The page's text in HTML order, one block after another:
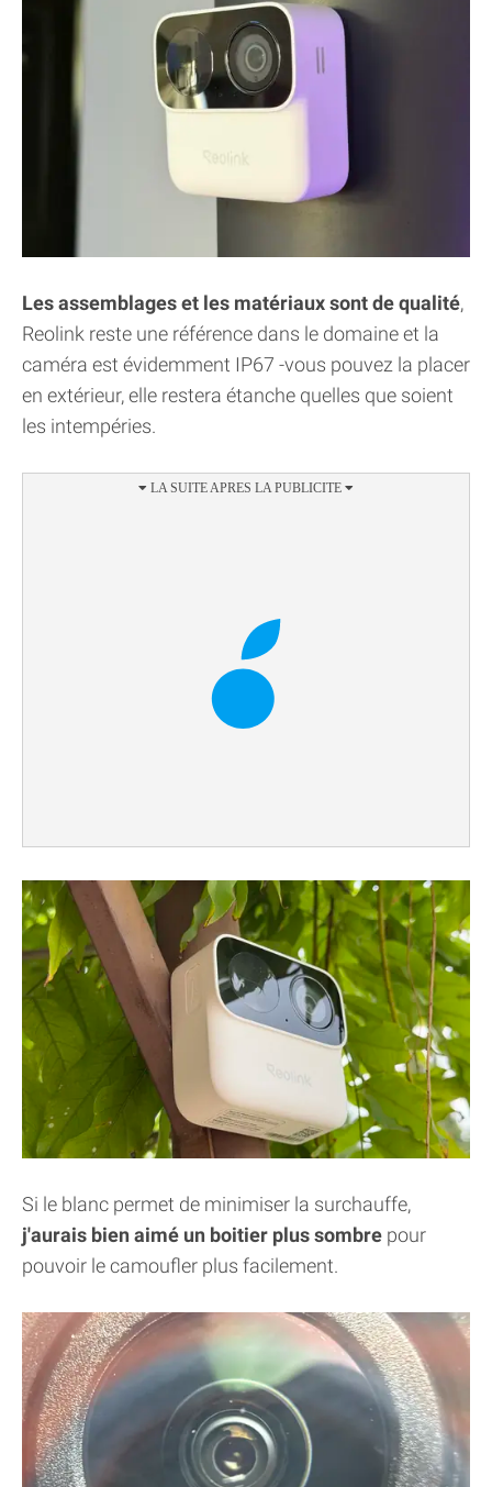
Les assemblages et les matériaux sont de qualité,
Reolink reste une référence dans le domaine et la
caméra est évidemment IP67 -vous pouvez la placer
en extérieur, elle restera étanche quelles que soient
les intempéries.
Si le blanc permet de minimiser la surchauffe,
j'aurais bien aimé un boitier plus sombre pour
pouvoir le camoufler plus facilement.